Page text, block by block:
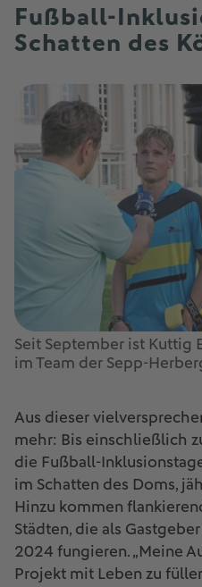
Fußball-
Schatten des
Seit September ist Kuttig
im Team der Sepp-
Aus dieser
mehr: Bis einschließlich
die Fußball-
im Schatten des Doms,
Hinzu kommen
Städten, die als
2024 fungieren. „Meine
Projekt mit Leben zu